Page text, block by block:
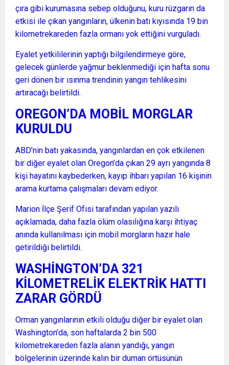
çıra gibi kurumasına sebep olduğunu, kuru rüzgarın da
etkisi ile çıkan yangınların, ülkenin batı kıyısında 19 bin
kilometrekareden fazla ormanı yok ettiğini vurguladı.
Eyalet yetkililerinin yaptığı bilgilendirmeye göre,
gelecek günlerde yağmur beklenmediği için hafta sonu
geri dönen bir ısınma trendinin yangın tehlikesini
artıracağı belirtildi.
OREGON’DA MOBİL MORGLAR
KURULDU
ABD’nin batı yakasında, yangınlardan en çok etkilenen
bir diğer eyalet olan Oregon’da çıkan 29 ayrı yangında 8
kişi hayatını kaybederken, kayıp ihbarı yapılan 16 kişinin
arama kurtama çalışmaları devam ediyor.
Marion İlçe Şerif Ofisi tarafından yapılan yazılı
açıklamada, daha fazla ölüm olasılığına karşı ihtiyaç
anında kullanılması için mobil morgların hazır hale
getirildiği belirtildi.
WASHİNGTON’DA 321
KİLOMETRELİK ELEKTRİK HATTI
ZARAR GÖRDÜ
Orman yangınlarının etkili olduğu diğer bir eyalet olan
Washington’da, son haftalarda 2 bin 500
kilometrekareden fazla alanın yandığı, yangın
bölgelerinin üzerinde kalın bir duman örtüsünün